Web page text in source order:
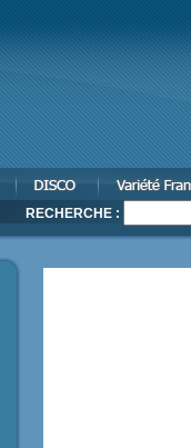
RECHERCHE :